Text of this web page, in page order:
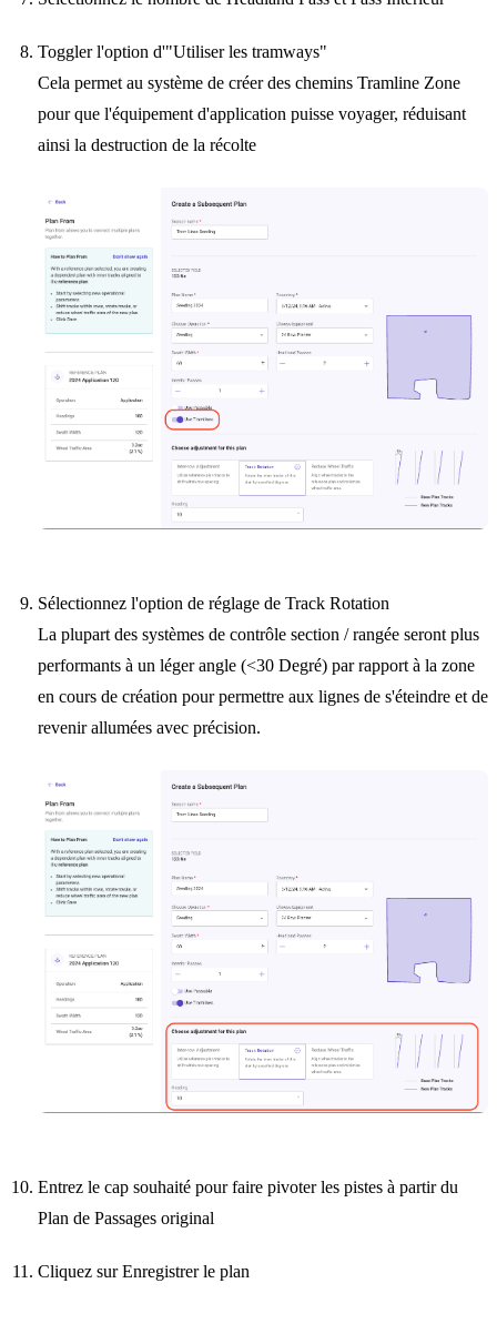
Toggler l'option d'"Utiliser les tramways"
Cela permet au système de créer des chemins Tramline Zone
pour que l'équipement d'application puisse voyager, réduisant
ainsi la destruction de la récolte
Sélectionnez l'option de réglage de Track Rotation
La plupart des systèmes de contrôle section / rangée seront plus
performants à un léger angle (<30 Degré) par rapport à la zone
en cours de création pour permettre aux lignes de s'éteindre et de
revenir allumées avec précision.
Entrez le cap souhaité pour faire pivoter les pistes à partir du
Plan de Passages original
Cliquez sur Enregistrer le plan